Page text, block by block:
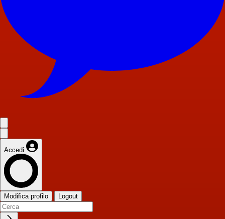
Accedi
Modifica profilo Logout